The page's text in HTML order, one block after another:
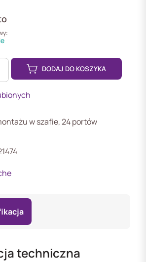
DODAJ DO KOSZYKA
w szafie, 24 portów
techniczna